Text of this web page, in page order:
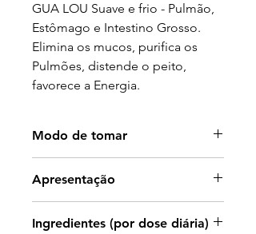
GUA LOU Suave e frio - Pulmão,
Estômago e Intestino Grosso.
Elimina os mucos, purifica os
Pulmões, distende o peito,
favorece a Energia.
Modo de tomar
vezes ao dia.
Apresentação
Ingredientes (por dose diária)